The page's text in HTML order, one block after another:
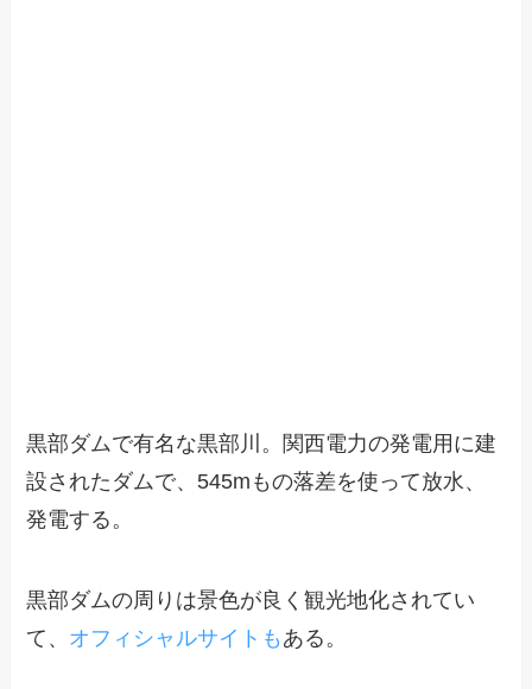
黒部ダムで有名な黒部川。関西電力の発電用に建
設されたダムで、545mもの落差を使って放水、
発電する。
黒部ダムの周りは景色が良く観光地化されてい
て、 オフィシャルサイトも ある。